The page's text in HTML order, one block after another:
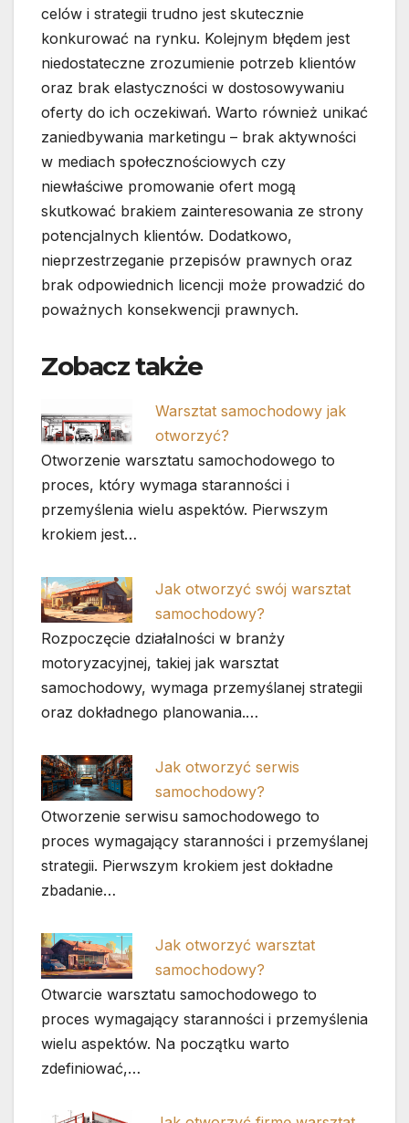
celów i strategii trudno jest skutecznie
konkurować na rynku. Kolejnym błędem jest
niedostateczne zrozumienie potrzeb klientów
oraz brak elastyczności w dostosowywaniu
oferty do ich oczekiwań. Warto również unikać
zaniedbywania marketingu – brak aktywności
w mediach społecznościowych czy
niewłaściwe promowanie ofert mogą
skutkować brakiem zainteresowania ze strony
potencjalnych klientów. Dodatkowo,
nieprzestrzeganie przepisów prawnych oraz
brak odpowiednich licencji może prowadzić do
poważnych konsekwencji prawnych.
Zobacz także
Warsztat samochodowy jak
otworzyć?
Otworzenie warsztatu samochodowego to
proces, który wymaga staranności i
przemyślenia wielu aspektów. Pierwszym
krokiem jest…
Jak otworzyć swój warsztat
samochodowy?
Rozpoczęcie działalności w branży
motoryzacyjnej, takiej jak warsztat
samochodowy, wymaga przemyślanej strategii
oraz dokładnego planowania.…
Jak otworzyć serwis
samochodowy?
Otworzenie serwisu samochodowego to
proces wymagający staranności i przemyślanej
strategii. Pierwszym krokiem jest dokładne
zbadanie…
Jak otworzyć warsztat
samochodowy?
Otwarcie warsztatu samochodowego to
proces wymagający staranności i przemyślenia
wielu aspektów. Na początku warto
zdefiniować,…